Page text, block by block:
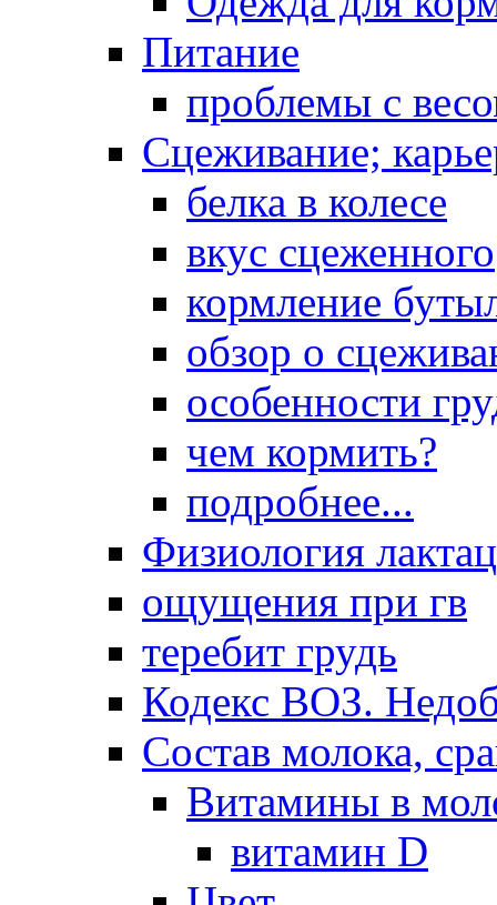
Питание
проблемы с
Сцеживание;
белка в колесе
вкус сцеженного
кормление
обзор о
особенности
чем кормить?
подробнее...
Физиология
ощущения при гв
теребит грудь
Кодекс ВОЗ.
Состав молока,
Витамины в
витамин D